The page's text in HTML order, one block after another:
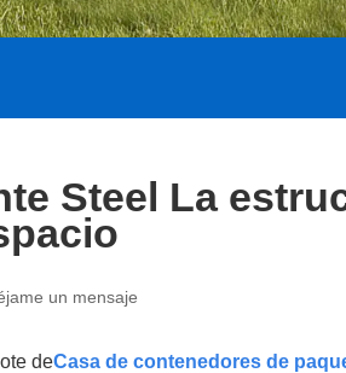
Steel La
un mensaje
deCasa de contenedores de